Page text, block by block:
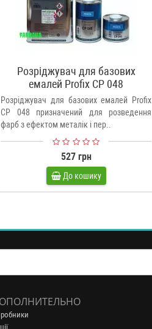
Розріджувач для базових
емалей Profix CP 048
Розріджувач для базових емалей Profix
CP 048 призначений для розведення
фарб з ефектом металік і пер..
527 грн
До кошику